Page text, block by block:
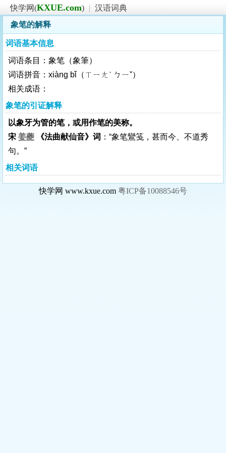
快学网(KXUE.com) | 汉语词典
象笔的解释
词语基本信息
词语条目：象笔（象筆）
词语拼音：xiàng bǐ（ㄒㄧㄤˋ ㄅㄧˇ）
相关成语：
象笔的引证解释
以象牙为管的笔，或用作笔的美称。
宋 姜夔 《法曲献仙音》词 ：“象笔鸞笺，甚而今、不道秀
句。”
相关词语
快学网 www.kxue.com 粤ICP备10088546号